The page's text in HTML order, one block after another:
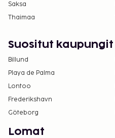
Saksa
Thaimaa
Suositut kaupungit
Billund
Playa de Palma
Lontoo
Frederikshavn
Göteborg
Lomat